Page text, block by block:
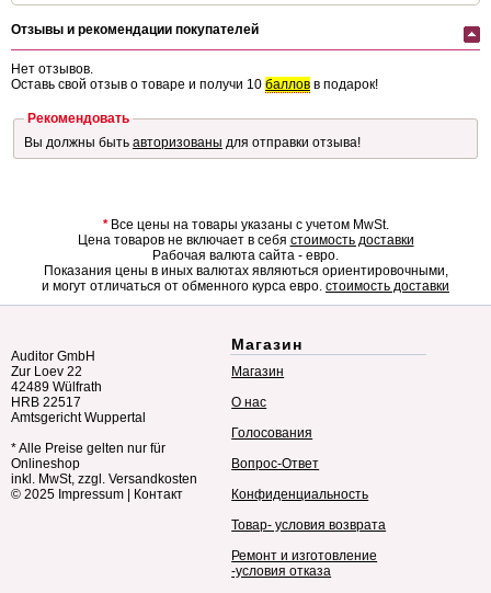
Отзывы и рекомендации покупателей
Нет отзывов.
Оставь свой отзыв о товаре и получи 10 баллов в подарок!
Рекомендовать
Вы должны быть авторизованы для отправки отзыва!
*Все цены на товары указаны с учетом MwSt.
Цена товаров не включает в себя стоимость доставки
Рабочая валюта сайта - евро.
Показания цены в иных валютах являються ориентировочными,
и могут отличаться от обменного курса евро. стоимость доставки
Auditor GmbH
Zur Loev 22
42489 Wülfrath
HRB 22517
Amtsgericht Wuppertal
* Alle Preise gelten nur für
Onlineshop
inkl. MwSt, zzgl. Versandkosten
© 2025 Impressum Контакт
Магазин
Магазин
О нас
Голосования
Вопрос-Ответ
Конфиденциальность
Товар- условия возврата
Ремонт и изготовление
-условия отказа